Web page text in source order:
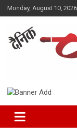
Skip
to
Monday, August 10, 2026
Dainik